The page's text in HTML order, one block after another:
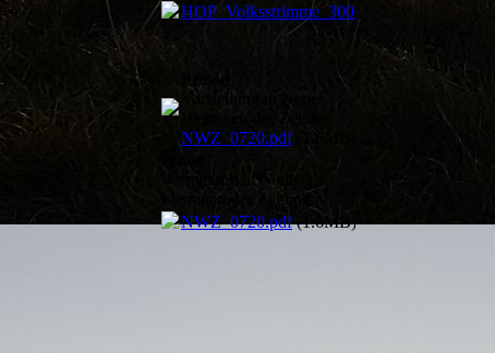
HOP_Volksstrimme_300621.pdf
Presse
Vorstellung in Neue
NWZ_0720.pdf(1.6MB)
Vorstellung in Neue
Wernigeröder Zeitung
NWZ_0720.pdf(1.6MB)